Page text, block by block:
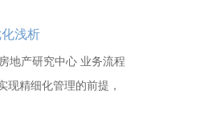
浅析
地产研究中心 业务流程
现精细化管理的前提，